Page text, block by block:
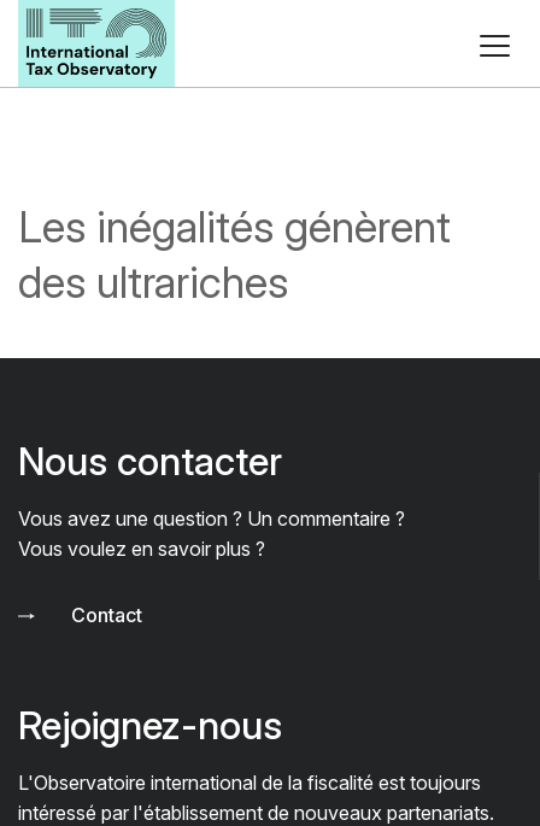
Les inégalités génèrent
des ultrariches
Nous contacter
Vous avez une question ? Un commentaire ?
Vous voulez en savoir plus ?
Contact
Rejoignez-nous
L'Observatoire international de la fiscalité est toujours
intéressé par l'établissement de nouveaux partenariats.